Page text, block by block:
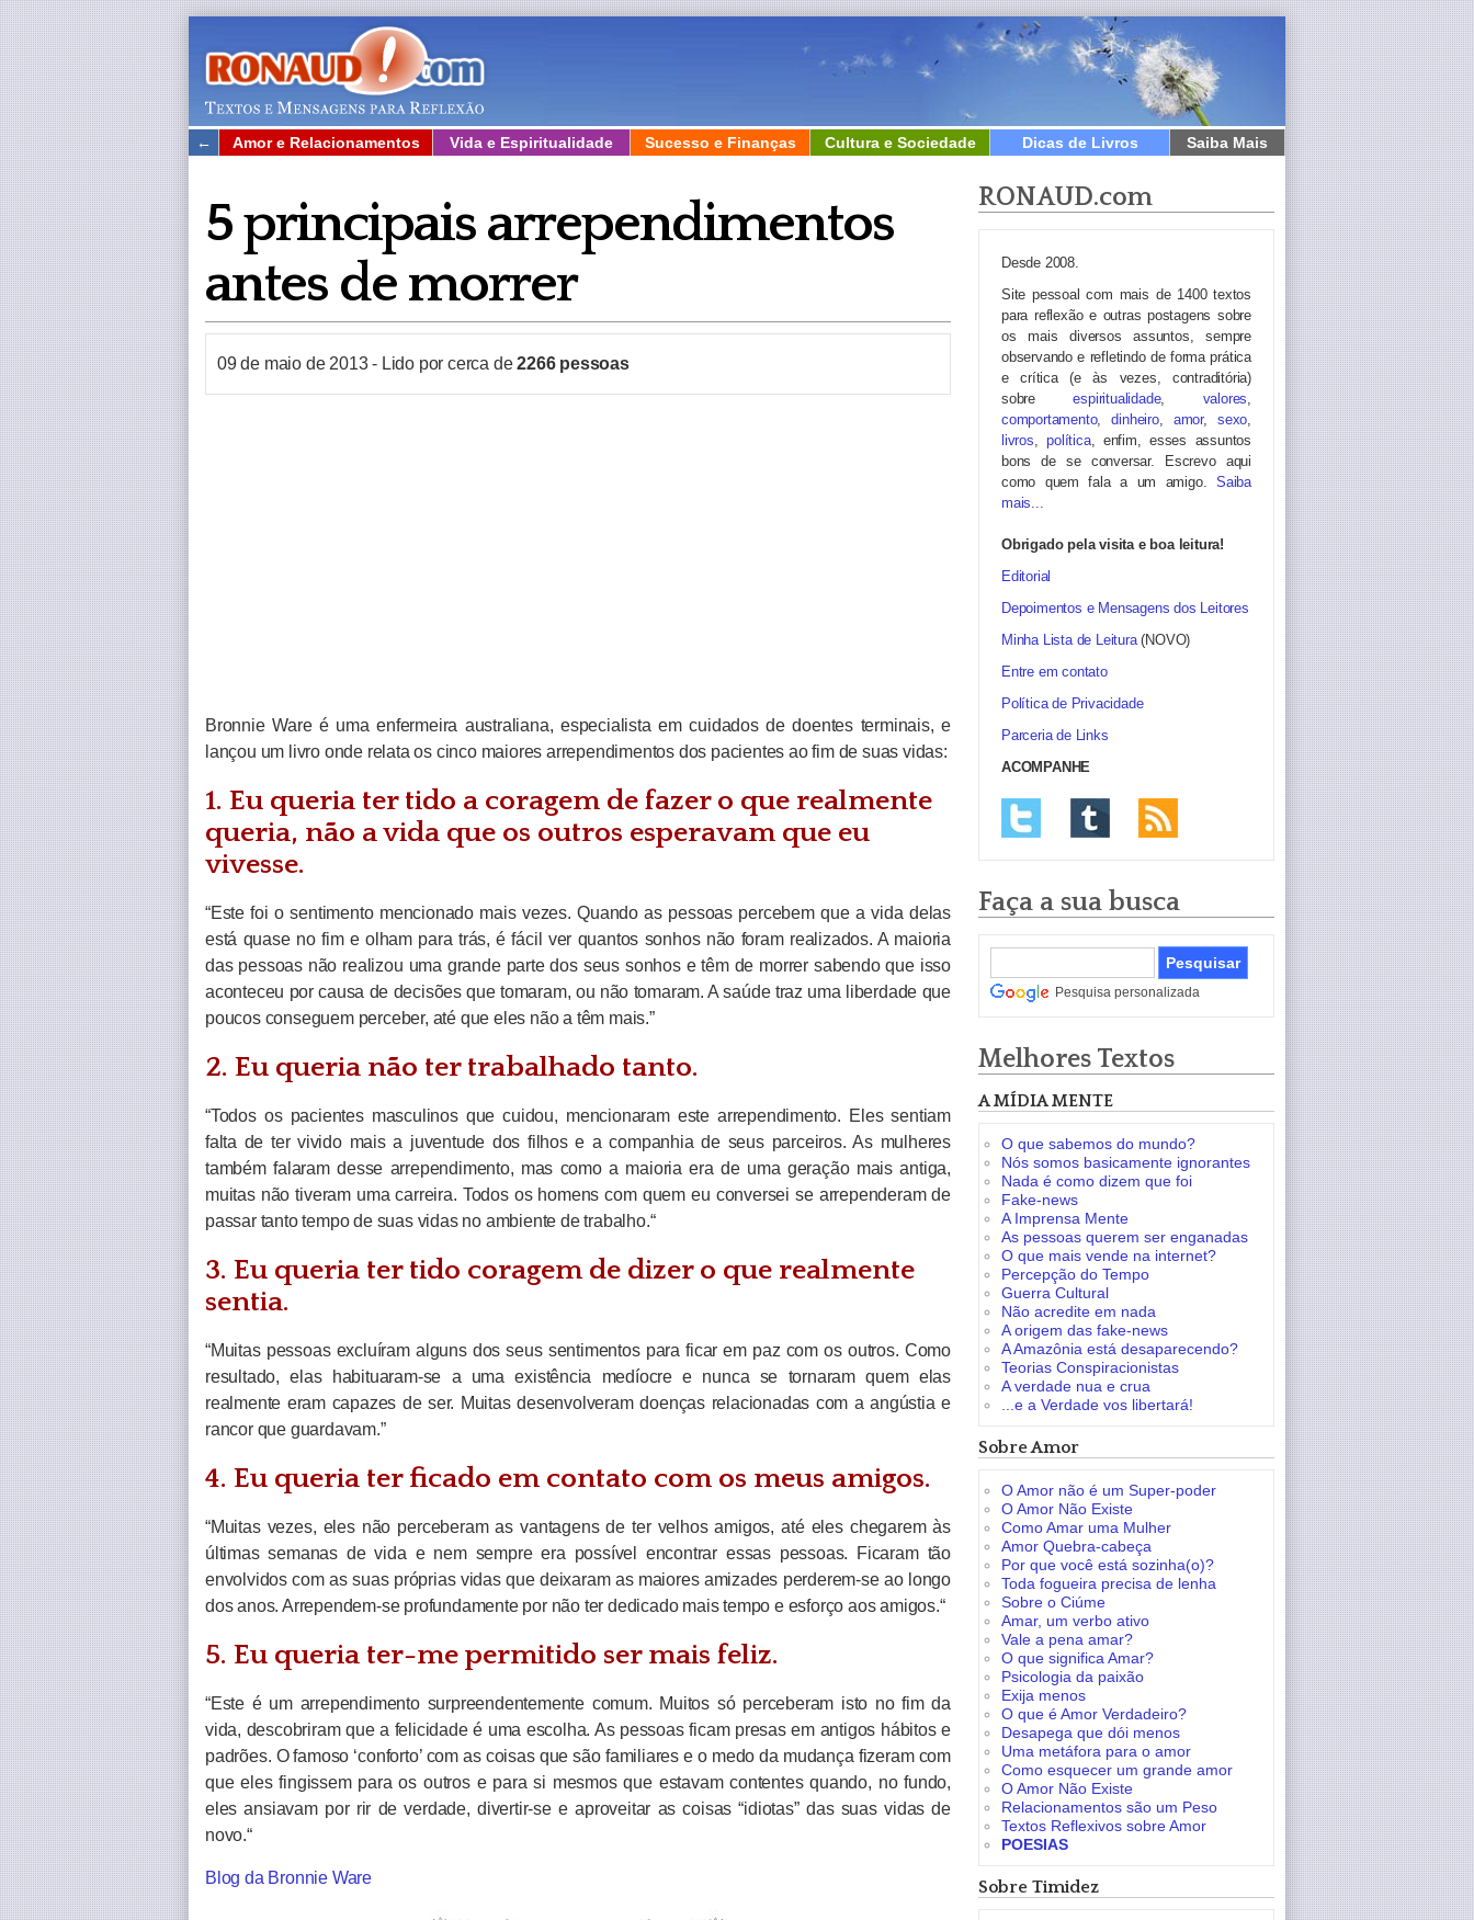
← Amor e Relacionamentos Vida e Espiritualidade Sucesso e Finanças Cultura e Sociedade Dicas de Livros Saiba Mais
5 principais arrependimentos
antes de morrer
09 de maio de 2013- Lido por cerca de2266pessoas
Bronnie Ware é uma enfermeira australiana, especialista em cuidados de doentes terminais, e
lançou um livro onde relata os cinco maiores arrependimentos dos pacientes ao fim de suas vidas:
1. Eu queria ter tido a coragem de fazer o que realmente
queria, não a vida que os outros esperavam que eu
vivesse.
“Este foi o sentimento mencionado mais vezes. Quando as pessoas percebem que a vida delas
está quase no fim e olham para trás, é fácil ver quantos sonhos não foram realizados. A maioria
das pessoas não realizou uma grande parte dos seus sonhos e têm de morrer sabendo que isso
aconteceu por causa de decisões que tomaram, ou não tomaram. A saúde traz uma liberdade que
poucos conseguem perceber, até que eles não a têm mais.”
2. Eu queria não ter trabalhado tanto.
“Todos os pacientes masculinos que cuidou, mencionaram este arrependimento. Eles sentiam
falta de ter vivido mais a juventude dos filhos e a companhia de seus parceiros. As mulheres
também falaram desse arrependimento, mas como a maioria era de uma geração mais antiga,
muitas não tiveram uma carreira. Todos os homens com quem eu conversei se arrependeram de
passar tanto tempo de suas vidas no ambiente de trabalho.“
3. Eu queria ter tido coragem de dizer o que realmente
sentia.
“Muitas pessoas excluíram alguns dos seus sentimentos para ficar em paz com os outros. Como
resultado, elas habituaram-se a uma existência medíocre e nunca se tornaram quem elas
realmente eram capazes de ser. Muitas desenvolveram doenças relacionadas com a angústia e
rancor que guardavam.”
4. Eu queria ter ficado em contato com os meus amigos.
“Muitas vezes, eles não perceberam as vantagens de ter velhos amigos, até eles chegarem às
últimas semanas de vida e nem sempre era possível encontrar essas pessoas. Ficaram tão
envolvidos com as suas próprias vidas que deixaram as maiores amizades perderem-se ao longo
dos anos. Arrependem-se profundamente por não ter dedicado mais tempo e esforço aos amigos.“
5. Eu queria ter-me permitido ser mais feliz.
“Este é um arrependimento surpreendentemente comum. Muitos só perceberam isto no fim da
vida, descobriram que a felicidade é uma escolha. As pessoas ficam presas em antigos hábitos e
padrões. O famoso ‘conforto’ com as coisas que são familiares e o medo da mudança fizeram com
que eles fingissem para os outros e para si mesmos que estavam contentes quando, no fundo,
eles ansiavam por rir de verdade, divertir-se e aproveitar as coisas “idiotas” das suas vidas de
novo.“
Blog da Bronnie Ware
RONAUD.com
Desde 2008.
Site pessoal com mais de 1400 textos
para reflexão e outras postagens sobre
os mais diversos assuntos, sempre
observando e refletindo de forma prática
e crítica (e às vezes, contraditória)
sobreespiritualidade, valores,
comportamento,dinheiro, amor, sexo,
livros,política, enfim, esses assuntos
bons de se conversar. Escrevo aqui
como quem fala a um amigo. Saiba
mais...
Obrigado pela visita e boa leitura!
Editorial
Depoimentos e Mensagens dos Leitores
Minha Lista de Leitura(NOVO)
Entre em contato
Política de Privacidade
Parceria de Links
ACOMPANHE
Faça a sua busca
Pesquisa personalizada
Melhores Textos
A MÍDIA MENTE
O que sabemos do mundo?
Nós somos basicamente ignorantes
Nada é como dizem que foi
Fake-news
A Imprensa Mente
As pessoas querem ser enganadas
O que mais vende na internet?
Percepção do Tempo
Guerra Cultural
Não acredite em nada
A origem das fake-news
A Amazônia está desaparecendo?
Teorias Conspiracionistas
A verdade nua e crua
...e a Verdade vos libertará!
Sobre Amor
O Amor não é um Super-poder
O Amor Não Existe
Como Amar uma Mulher
Amor Quebra-cabeça
Por que você está sozinha(o)?
Toda fogueira precisa de lenha
Sobre o Ciúme
Amar, um verbo ativo
Vale a pena amar?
O que significa Amar?
Psicologia da paixão
Exija menos
O que é Amor Verdadeiro?
Desapega que dói menos
Uma metáfora para o amor
Como esquecer um grande amor
O Amor Não Existe
Relacionamentos são um Peso
Textos Reflexivos sobre Amor
POESIAS
Sobre Timidez